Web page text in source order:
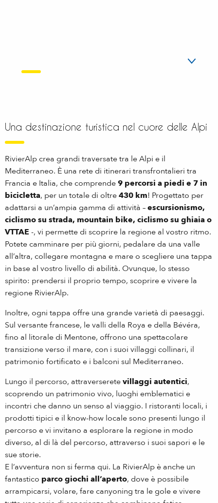
Una destinazione turistica nel cuore delle Alpi
RivierAlp crea grandi traversate tra le Alpi e il
Mediterraneo. È una rete di itinerari transfrontalieri tra
Francia e Italia, che comprende9 percorsi a piedi e 7 in
bicicletta, per un totale di oltre430 km! Progettato per
adattarsi a un’ampia gamma di attività –escursionismo,
ciclismo su strada, mountain bike, ciclismo su ghiaia o
VTTAE -, vi permette di scoprire la regione al vostro ritmo.
Potete camminare per più giorni, pedalare da una valle
all’altra, collegare montagna e mare o scegliere una tappa
in base al vostro livello di abilità. Ovunque, lo stesso
spirito: prendersi il proprio tempo, scoprire e vivere la
regione RivierAlp.
Inoltre, ogni tappa offre una grande varietà di paesaggi.
Sul versante francese, le valli della Roya e della Bévéra,
fino al litorale di Mentone, offrono una spettacolare
transizione verso il mare, con i suoi villaggi collinari, il
patrimonio fortificato e i balconi sul Mediterraneo.
Lungo il percorso, attraverseretevillaggi autentici,
scoprendo un patrimonio vivo, luoghi emblematici e
incontri che danno un senso al viaggio. I ristoranti locali, i
prodotti tipici e il know-how locale sono presenti lungo il
percorso e vi invitano a esplorare la regione in modo
diverso, al di là del percorso, attraverso i suoi sapori e le
sue storie.
E l’avventura non si ferma qui. La RivierAlp è anche un
fantastico parco giochi all’aperto, dove è possibile
arrampicarsi, volare, fare canyoning tra le gole e vivere